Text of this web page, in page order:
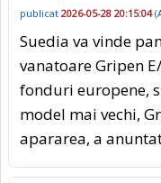
publicat 2026-05-28 20:15:04(
Suedia va vinde
vanatoare Gripen
fonduri europene,
model mai vechi,
apararea, a